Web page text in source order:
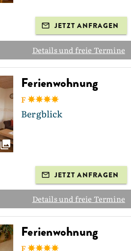
JETZT ANFRAGEN
Details und freie Termine
Ferienwohnung
F
Bergblick
JETZT ANFRAGEN
Details und freie Termine
Ferienwohnung
F